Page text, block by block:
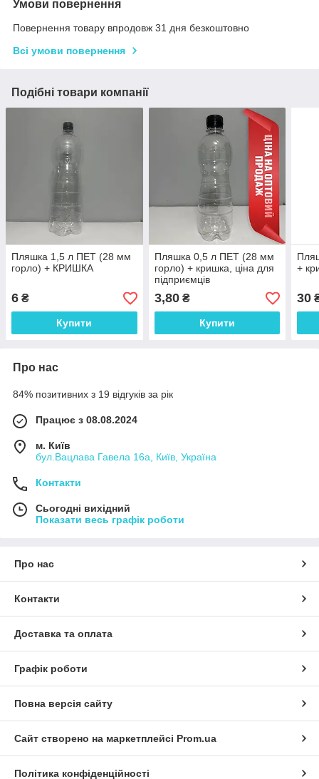
Умови повернення
Повернення товару впродовж 31 дня безкоштовно
Всі умови повернення
Подібні товари компанії
Пляшка 1,5 л ПЕТ (28 мм
горло) + КРИШКА
6 ₴
Купити
Пляшка 0,5 л ПЕТ (28 мм
горло) + кришка, ціна для
підприємців
3,80₴
Купити
+
30
Про нас
84% позитивних з 19 відгуків за рік
Працює з 08.08.2024
м. Київ
бул.Вацлава Гавела 16а, Київ, Україна
Контакти
Сьогодні вихідний
Показати весь графік роботи
Про нас
Контакти
Доставка та оплата
Графік роботи
Повна версія сайту
Сайт створено на маркетплейсі Prom.ua
Політика конфіденційності